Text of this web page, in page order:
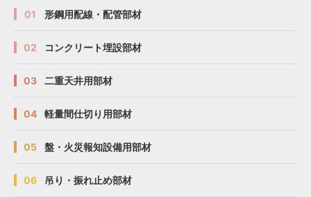
01 形鋼用配線・配管部材
02 コンクリート埋設部材
03 二重天井用部材
04 軽量間仕切り用部材
05 盤・火災報知設備用部材
06 吊り・振れ止め部材